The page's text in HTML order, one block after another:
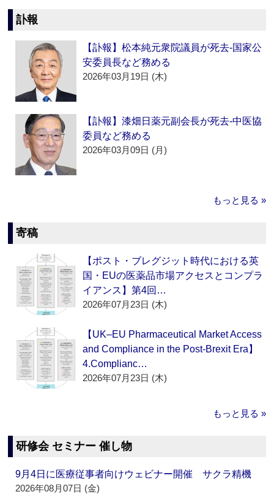
訃報
【訃報】松本純元衆院議員が死去‐国家公
安委員長など務める
2026年03月19日 (木)
【訃報】漆畑日薬元副会長が死去‐中医協
委員など務める
2026年03月09日 (月)
もっと見る »
寄稿
【ポスト・ブレグジット時代における英
国・EUの医薬品市場アクセスとコンプラ
イアンス】第4回…
2026年07月23日 (木)
【UK–EU Pharmaceutical Market Access
and Compliance in the Post-Brexit Era】
4.Complianc…
2026年07月23日 (木)
もっと見る »
研修会 セミナー 催し物
9月4日に医療従事者向けウェビナー開催 サクラ精機
2026年08月07日 (金)